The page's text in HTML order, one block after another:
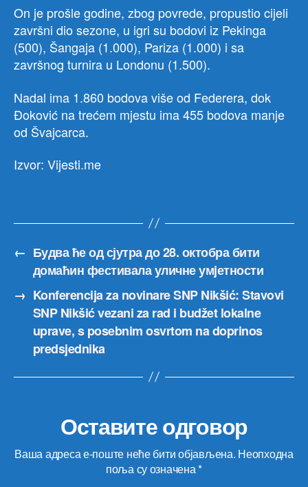
On je prošle godine, zbog povrede, propustio cijeli
završni dio sezone, u igri su bodovi iz Pekinga
(500), Šangaja (1.000), Pariza (1.000) i sa
završnog turnira u Londonu (1.500).
Nadal ima 1.860 bodova više od Federera, dok
Đoković na trećem mjestu ima 455 bodova manje
od Švajcarca.
Izvor: Vijesti.me
← Будва ће од сјутра до 28. октобра бити
домаћин фестивала уличне умjетности
→ Konferencija za novinare SNP Nikšić: Stavovi
SNP Nikšić vezani za rad i budžet lokalne
uprave, s posebnim osvrtom na doprinos
predsjednika
Оставите одговор
Ваша адреса е-поште неће бити објављена. Неопходна
поља су означена*